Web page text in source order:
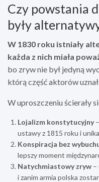
Czy powstania
były
W 1830 roku istniały
każda z nich miała
bo zryw nie był jedyną
którą część aktorów
W uproszczeniu ścierały
Lojalizm konstytucyjny
ustawy z 1815 roku i
Konspiracja bez
lepszy moment
Natychmiastowy zryw –
i zanim armia polska